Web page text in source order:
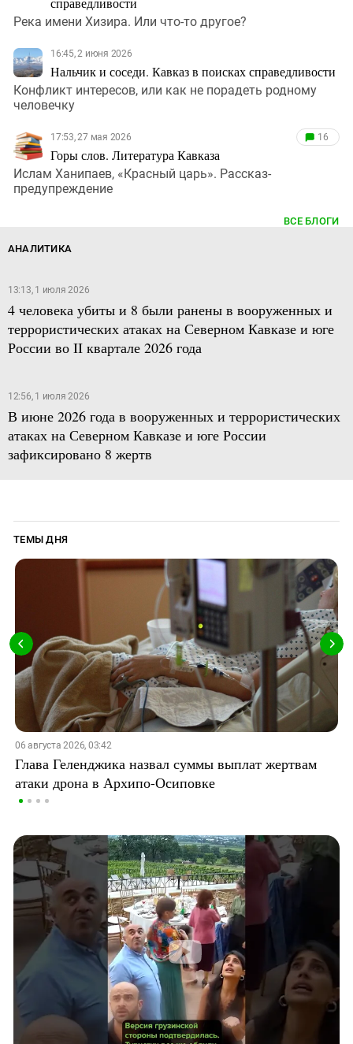
Река имени Хизира. Или что-то другое?
16:45, 2 июня 2026
Нальчик и соседи. Кавказ в поисках справедливости
Конфликт интересов, или как не порадеть родному
человечку
17:53, 27 мая 2026
Горы слов. Литература Кавказа
16
Ислам Ханипаев, «Красный царь». Рассказ-
предупреждение
ВСЕ БЛОГИ
АНАЛИТИКА
13:13, 1 июля 2026
4 человека убиты и 8 были ранены в вооруженных и
террористических атаках на Северном Кавказе и юге
России во II квартале 2026 года
12:56, 1 июля 2026
В июне 2026 года в вооруженных и террористических
атаках на Северном Кавказе и юге России
зафиксировано 8 жертв
ТЕМЫ ДНЯ
06 августа 2026, 03:42
Глава Геленджика назвал суммы выплат жертвам
атаки дрона в Архипо-Осиповке